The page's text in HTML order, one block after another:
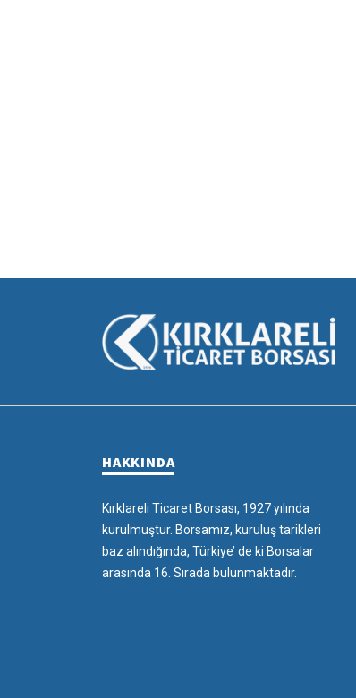
HAKKINDA
Kırklareli Ticaret Borsası, 1927 yılında
kurulmuştur. Borsamız, kuruluş tarikleri
baz alındığında, Türkiye’ de ki Borsalar
arasında 16. Sırada bulunmaktadır.